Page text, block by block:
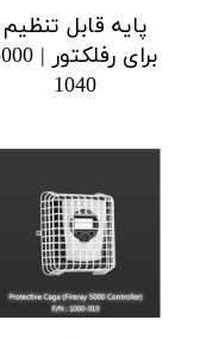
پایه قابل تنظیم
1040